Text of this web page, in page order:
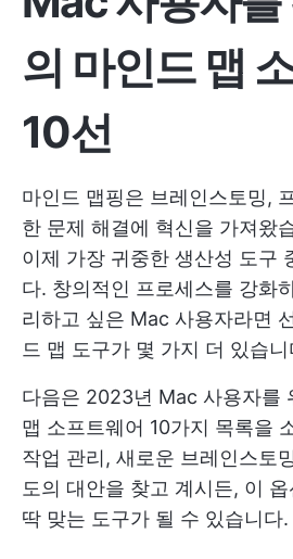
의 마인드 맵
10선
마인드 맵핑은 브레인스토밍,
한 문제 해결에 혁신을 가져왔
이제 가장 귀중한 생산성 도구
다. 창의적인 프로세스를 강화
리하고 싶은 Mac 사용자라면
드 맵 도구가 몇 가지 더 있습니
다음은 2023년 Mac 사용자를
맵 소프트웨어 10가지 목록을
작업 관리, 새로운 브레인스토
도의 대안을 찾고 계시든, 이
딱 맞는 도구가 될 수 있습니다.